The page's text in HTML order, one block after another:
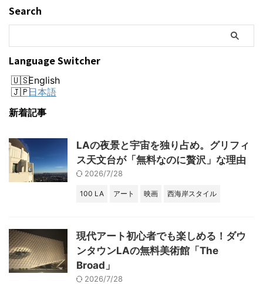
Search
Language Switcher
English
日本語
新着記事
LAの夜景と宇宙を独り占め。グリフィ
ス天文台が「無料なのに贅沢」な理由
2026/7/28
100 LA アート 映画 西海岸スタイル
現代アート初心者でも楽しめる！ダウ
ンタウンLAの無料美術館「The
Broad」
2026/7/28